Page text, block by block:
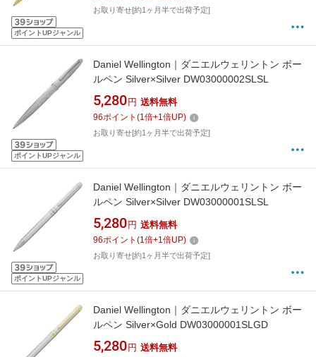
ポイントUPジャンル
お取り寄せ[約1ヶ月半で出荷予定]
ポイントUPジャンル
Daniel Wellington｜ダニエルウェリントン ボー
ルペン Silver×Silver DW03000002SLSL
5,280 円 送料無料
96ポイント (1倍+1倍UP)
お取り寄せ[約1ヶ月半で出荷予定]
ポイントUPジャンル
Daniel Wellington｜ダニエルウェリントン ボー
ルペン Silver×Silver DW03000001SLSL
5,280 円 送料無料
96ポイント (1倍+1倍UP)
お取り寄せ[約1ヶ月半で出荷予定]
Daniel Wellington｜ダニエルウェリントン ボー
ルペン Silver×Gold DW03000001SLGD
5,280 円 送料無料